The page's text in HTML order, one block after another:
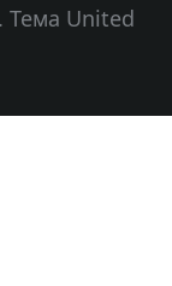
United